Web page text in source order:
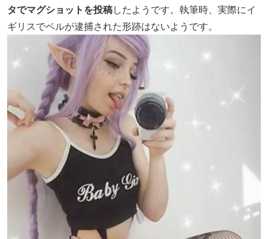
タでマグショットを投稿したようです。執筆時、実際にイ
ギリスでベルが逮捕された形跡はないようです。